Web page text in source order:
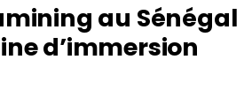
au Sénégal
d’immersion